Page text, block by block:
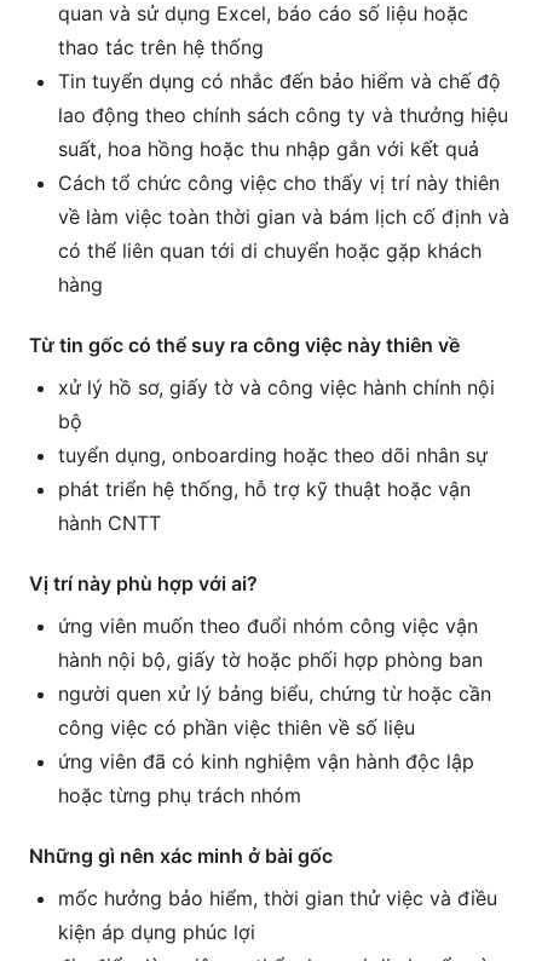
quan và sử dụng Excel, báo cáo số liệu hoặc
thao tác trên hệ thống
Tin tuyển dụng có nhắc đến bảo hiểm và chế độ
lao động theo chính sách công ty và thưởng hiệu
suất, hoa hồng hoặc thu nhập gắn với kết quả
Cách tổ chức công việc cho thấy vị trí này thiên
về làm việc toàn thời gian và bám lịch cố định và
có thể liên quan tới di chuyển hoặc gặp khách
hàng
Từ tin gốc có thể suy ra công việc này thiên về
xử lý hồ sơ, giấy tờ và công việc hành chính nội
bộ
tuyển dụng, onboarding hoặc theo dõi nhân sự
phát triển hệ thống, hỗ trợ kỹ thuật hoặc vận
hành CNTT
Vị trí này phù hợp với ai?
ứng viên muốn theo đuổi nhóm công việc vận
hành nội bộ, giấy tờ hoặc phối hợp phòng ban
người quen xử lý bảng biểu, chứng từ hoặc cần
công việc có phần việc thiên về số liệu
ứng viên đã có kinh nghiệm vận hành độc lập
hoặc từng phụ trách nhóm
Những gì nên xác minh ở bài gốc
mốc hưởng bảo hiểm, thời gian thử việc và điều
kiện áp dụng phúc lợi